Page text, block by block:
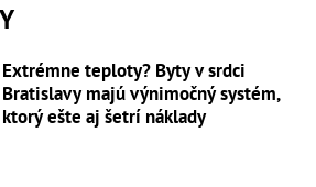
Extrémne teploty? Byty v srdci
Bratislavy majú výnimočný systém,
ktorý ešte aj šetrí náklady